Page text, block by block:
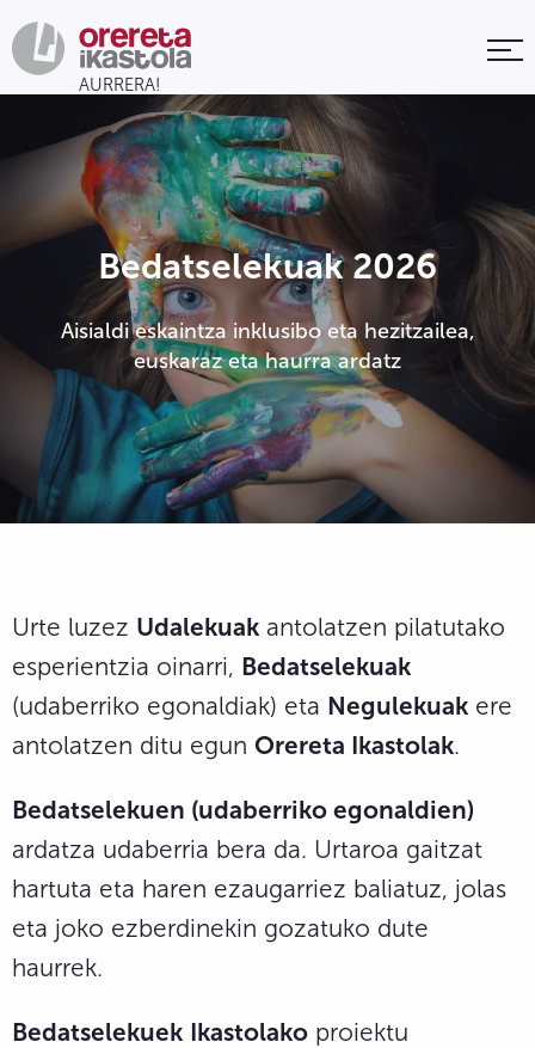
Bedatselekuak 2026
Aisialdi eskaintza inklusibo eta hezitzailea,
euskaraz eta haurra ardatz
Urte luzez Udalekuak antolatzen pilatutako
esperientzia oinarri, Bedatselekuak
(udaberriko egonaldiak) eta Negulekuak ere
antolatzen ditu egun Orereta Ikastolak.
Bedatselekuen (udaberriko egonaldien)
ardatza udaberria bera da. Urtaroa gaitzat
hartuta eta haren ezaugarriez baliatuz, jolas
eta joko ezberdinekin gozatuko dute
haurrek.
Bedatselekuek Ikastolako proiektu